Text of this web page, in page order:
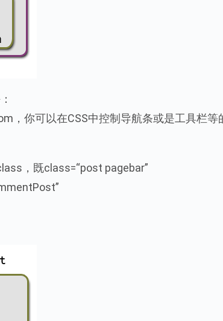
，你可以在CSS中控制导航条或是工具栏等
，既class=“post pagebar”